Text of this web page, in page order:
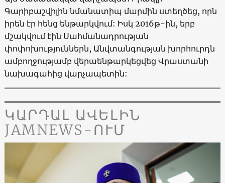
Գարիբաշվիլին նմանատիպ մարմին ստեղծեց, որն
իրեն էր հենց ենթարկվում: Իսկ 2016թ-ին, երբ
մշակվում էին Սահմանադրության
փոփոխություններն, Անվտանգության խորհուրդն
ամբողջությամբ վերաենթարկեցվեց Վրաստանի
նախագահից վարչապետին:
ԿԱՐԴԱԼ ԱՎԵԼԻՆ
JAMNEWS-ՈՒՄ